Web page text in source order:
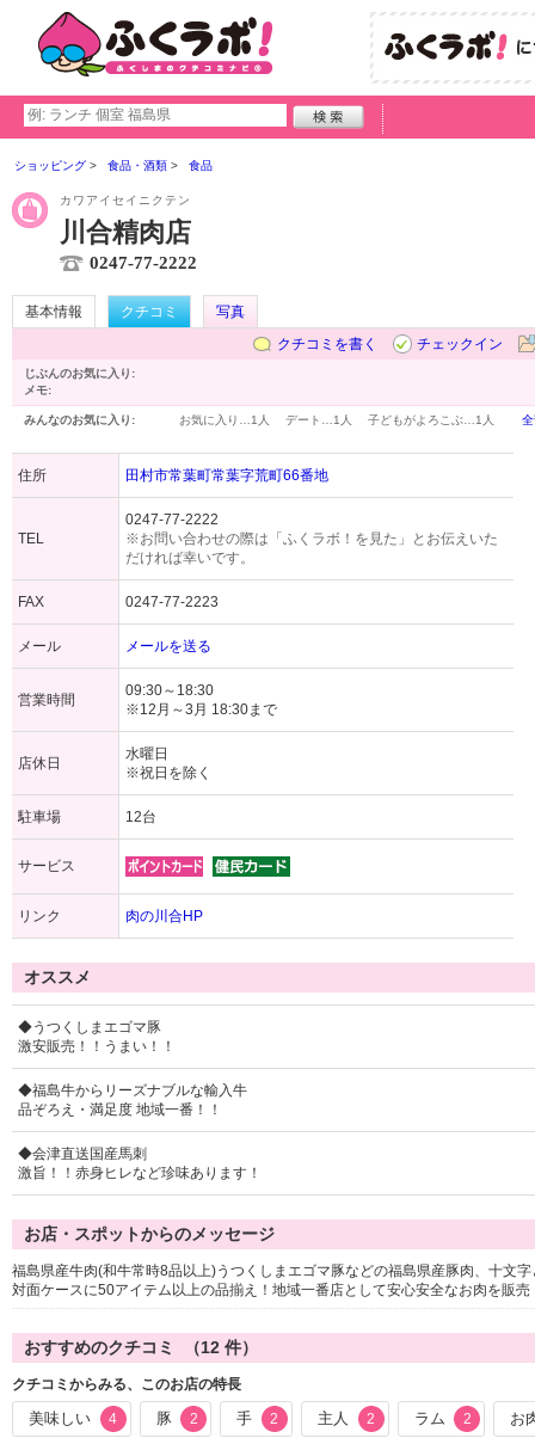
ショッピング 食品・酒類 食品
カワアイセイニクテン
川合精肉店
0247-77-2222
基本情報 クチコミ
写真
クチコミを書く
チェックイン
じぶんのお気に入り:
メモ:
みんなのお気に入り: お気に入り… 1人 デート… 1人 子どもがよろこぶ… 1人
住所 田村市常葉町常葉字荒町66番地
TEL
0247-77-2222
※お問い合わせの際は「ふくラボ！を見た」とお伝えいた
だければ幸いです。
FAX 0247-77-2223
メール メールを送る
営業時間
09:30～18:30
※12月～3月 18:30まで
店休日
水曜日
※祝日を除く
駐車場 12台
サービス
リンク 肉の川合HP
オススメ
◆うつくしまエゴマ豚
激安販売！！うまい！！
◆福島牛からリーズナブルな輸入牛
品ぞろえ・満足度 地域一番！！
◆会津直送国産馬刺
激旨！！赤身ヒレなど珍味あります！
お店・スポットからのメッセージ
福島県産牛肉(和牛常時8品以上)うつくしまエゴマ豚などの福島県産豚肉、十文
対面ケースに50アイテム以上の品揃え！地域一番店として安心安全なお肉を販
おすすめのクチコミ （12 件）
クチコミからみる、このお店の特長
美味しい 4 豚 2 手 2 主人 2 ラム 2 お